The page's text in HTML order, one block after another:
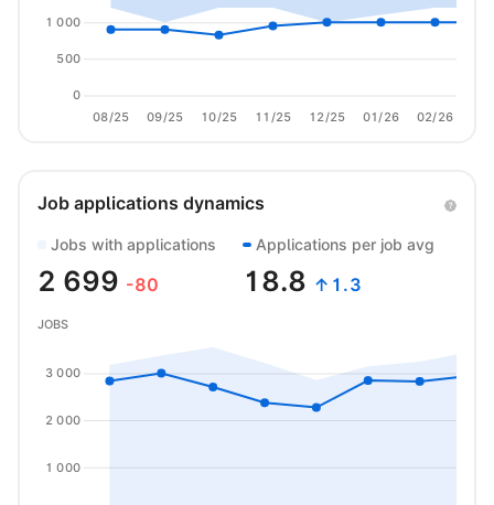
08/25 09/25 10/25 11/25 12/25 01/26 02/26
0
500
1 000
Job applications dynamics
Jobs with applications
2 699 -80
Applications per job avg
18.8 ↑1.3
1 000
2 000
3 000
JOBS